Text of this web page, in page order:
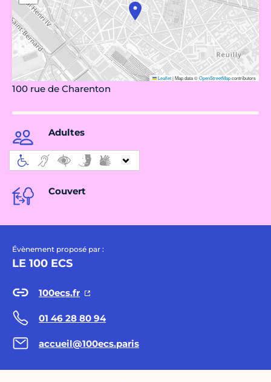
Leaflet|Map data ©OpenStreetMapcontributors
100 rue de Charenton
Adultes
Couvert
Évènement proposé par :
LE 100 ECS
100ecs.fr
01 46 28 80 94
accueil@100ecs.paris